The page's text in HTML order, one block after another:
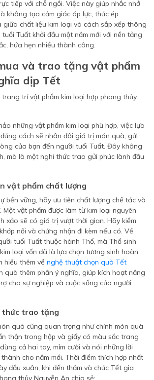
tiếp với chỗ ngồi. Việc này giúp nhắc nhở
không tạo cảm giác áp lực, thúc ép.
giữa chất liệu kim loại và cách sắp xếp thông
Tuất khởi đầu một năm mới với nền tảng
hứa hẹn nhiều thành công.
và trao tặng vật phẩm
dịp Tết
những vật phẩm kim loại phù hợp, việc lựa
cách sẽ nhân đôi giá trị món quà, gửi
của bạn đến người tuổi Tuất. Đây không
mà là một nghi thức trao gửi phúc lành đầu
vật phẩm chất lượng
bền vững, hãy ưu tiên chất lượng chế tác và
Một vật phẩm được làm từ kim loại nguyên
xảo sẽ có giá trị vượt thời gian. Hãy kiểm
nối và chứng nhận đi kèm nếu có. Về
tuổi Tuất thuộc hành Thổ, mà Thổ sinh
loại vốn đã là lựa chọn tương sinh hoàn
hiểu thêm về nghệ thuật chọn quà Tết
quà thêm phần ý nghĩa, giúp kích hoạt năng
cho sự nghiệp và cuộc sống của người
thức trao tặng
quà cũng quan trọng như chính món quà
thận trong hộp và giấy có màu sắc trang
cả hai tay, mỉm cười và nói những lời
cho năm mới. Thời điểm thích hợp nhất
đầu xuân, khi đến thăm và chúc Tết gia
thủy Nguyễn An chia sẻ: